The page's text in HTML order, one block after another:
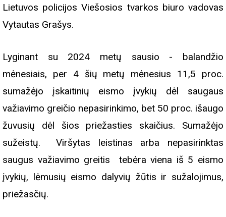
Lietuvos policijos Viešosios tvarkos biuro vadovas
Vytautas Grašys.
Lyginant su 2024 metų sausio - balandžio
mėnesiais, per 4 šių metų mėnesius 11,5 proc.
sumažėjo įskaitinių eismo įvykių dėl saugaus
važiavimo greičio nepasirinkimo, bet 50 proc. išaugo
žuvusių dėl šios priežasties skaičius. Sumažėjo
sužeistų. Viršytas leistinas arba nepasirinktas
saugus važiavimo greitis tebėra viena iš 5 eismo
įvykių, lėmusių eismo dalyvių žūtis ir sužalojimus,
priežasčių.